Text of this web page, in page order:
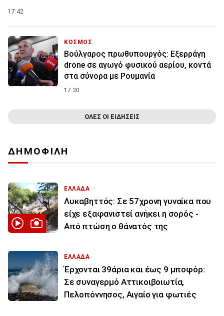
17:42
ΚΟΣΜΟΣ
Βούλγαρος πρωθυπουργός: Εξερράγη
drone σε αγωγό φυσικού αερίου, κοντά
στα σύνορα με Ρουμανία
17:30
ΟΛΕΣ ΟΙ ΕΙΔΗΣΕΙΣ
ΔΗΜΟΦΙΛΗ
ΕΛΛΑΔΑ
Λυκαβηττός: Σε 57χρονη γυναίκα που
είχε εξαφανιστεί ανήκει η σορός -
Από πτώση ο θάνατός της
ΕΛΛΑΔΑ
Έρχονται 39άρια και έως 9 μποφόρ:
Σε συναγερμό Αττικοιβοιωτία,
Πελοπόννησος, Αιγαίο για φωτιές